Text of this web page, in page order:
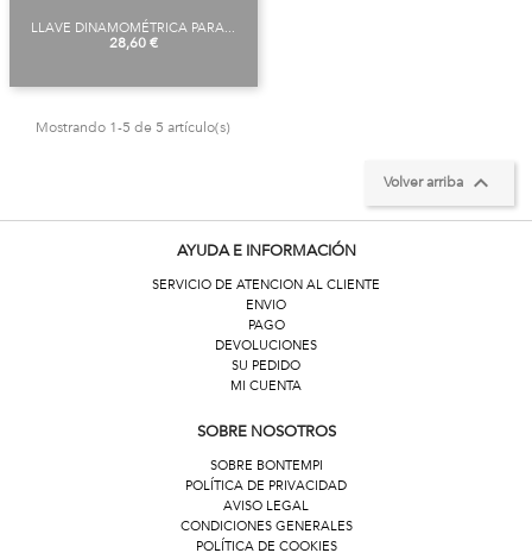
LLAVE DINAMOMÉTRICA PARA...
Precio
28,60 €
Mostrando 1-5 de 5 artículo(s)
Volver arriba 
AYUDA E INFORMACIÓN
SERVICIO DE ATENCION AL CLIENTE
ENVIO
PAGO
DEVOLUCIONES
SU PEDIDO
MI CUENTA
SOBRE NOSOTROS
SOBRE BONTEMPI
POLÍTICA DE PRIVACIDAD
AVISO LEGAL
CONDICIONES GENERALES
POLÍTICA DE COOKIES